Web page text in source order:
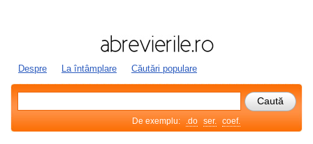
Despre La întâmplare Căutări populare
De exemplu: .do ser. coef.